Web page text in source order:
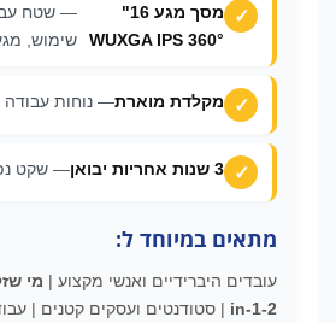
מסך מגע 16"
WUXGA IPS 360°
שימוש,
מקלדת מוארת— נוחות עבודה
3 שנות אחריות יבואן — שקט
מתאים במיוחד ל:
עובדים היברידיים ואנשי מקצוע |
2-in-1
| סטודנטים ועסקים קטנים |